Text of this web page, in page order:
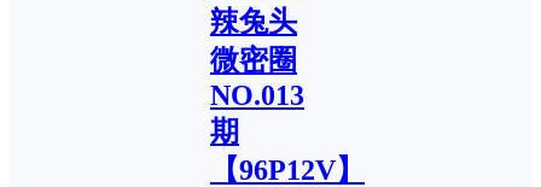
辣兔头
微密圈
NO.013
期
【96P12V】